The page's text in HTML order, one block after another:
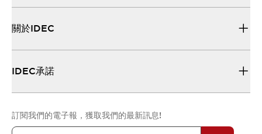
關於IDEC
IDEC承諾
訂閱我們的電子報，獲取我們的最新訊息!